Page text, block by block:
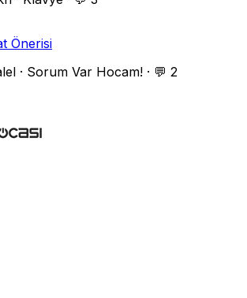
Önerisi
· Sorum Var Hocam! · 💬 2